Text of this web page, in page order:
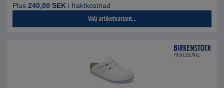
Plus 240,00 SEK i fraktkostnad
Välj artikelvariant...